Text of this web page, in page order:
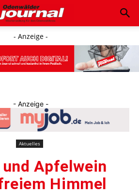
- Anzeige -
- Anzeige -
Aktuelles
Apfelwein
Himmel